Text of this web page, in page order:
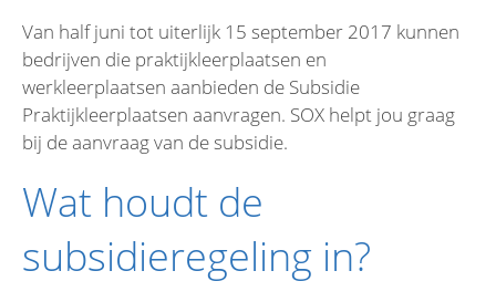
Van half juni tot uiterlijk 15 september 2017 kunnen
bedrijven die praktijkleerplaatsen en
werkleerplaatsen aanbieden de Subsidie
Praktijkleerplaatsen aanvragen. SOX helpt jou graag
bij de aanvraag van de subsidie.
Wat houdt de
subsidieregeling in?